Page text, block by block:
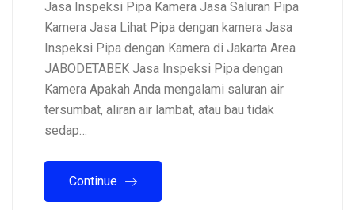
Jasa Inspeksi Pipa Kamera Jasa Saluran Pipa
Kamera Jasa Lihat Pipa dengan kamera Jasa
Inspeksi Pipa dengan Kamera di Jakarta Area
JABODETABEK Jasa Inspeksi Pipa dengan
Kamera Apakah Anda mengalami saluran air
tersumbat, aliran air lambat, atau bau tidak
sedap…
Continue